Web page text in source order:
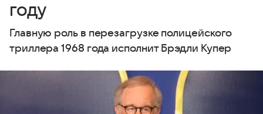
году
Главную роль в перезагрузке полицейского
триллера 1968 года исполнит Брэдли Купер